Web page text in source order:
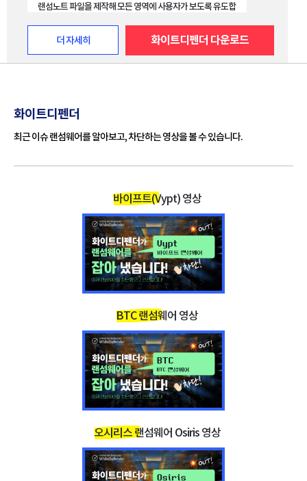
랜섬노트 파일을 제작해 모든 영역에 사용자가 보도록 유도합
파일명에 [파일명.확장자_[ID-고유값_Mail-Ross.dec1966
@gmail.com].Vypt]을 추가합니다.
되었음을 알려주고, 파일의 암호를 해독하려면 비트코인으로
암호 해독기를 구입해야 한다고 알립니다.
Vypt 랜섬웨어
파일명.확장자_[ID-고유값_Mail-Ross.dec19
66@gmail.com].Vypt
모든 파일 데이타 암호화 후 금전 요구
0a56f559dc0bad2522eb1b757e942ffc
e0099c491144882394e7923c874a3b5d0da5
4e34
8e288d4319a518755a6e58e0506b9ec1a6b
4559edfa3285b0ab3b56cf37b5e55
가장 기본적이며 효과가 좋은 보호 방법은
신뢰 높은 안티랜섬웨어 프로그램을 사용하세
보안 소프트웨어를 최신으로 유지해주세요
더 자세히 화이트디펜더 다운로드
화이트디펜더
최근 이슈 랜섬웨어를 알아보고, 차단하는 영상을 볼 수 있습니다.
바이프트(Vypt) 영상
BTC 랜섬웨어 영상
오시리스 랜섬웨어 Osiris 영상